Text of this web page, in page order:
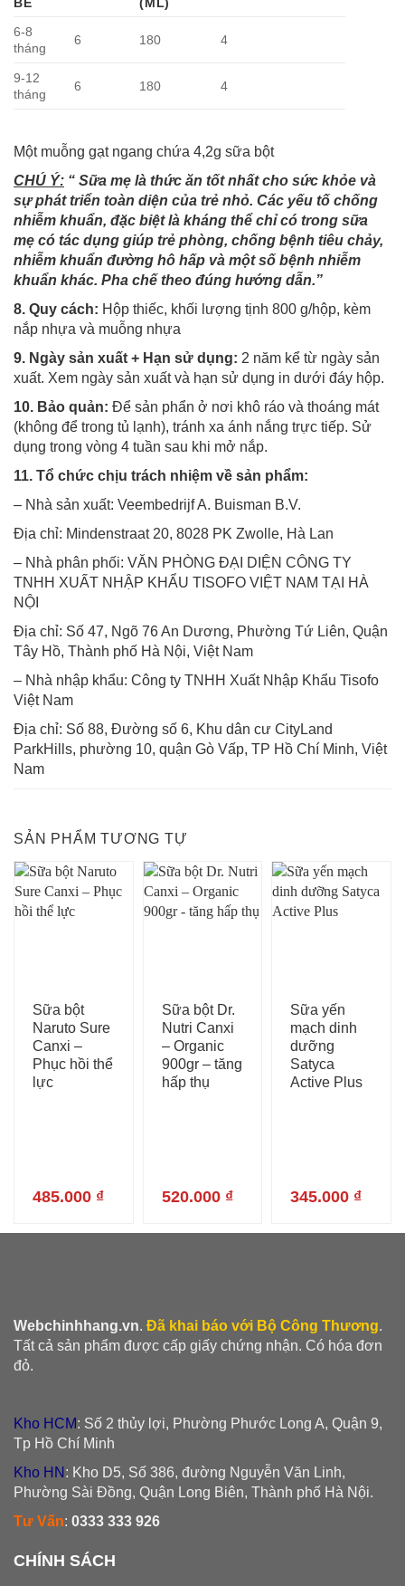
6-8
tháng
6 180 4
9-12
tháng
6 180 4
Một muỗng gạt ngang chứa 4,2g sữa bột
CHÚ Ý: “ Sữa mẹ là thức ăn tốt nhất cho sức khỏe và
sự phát triển toàn diện của trẻ nhỏ. Các yếu tố chống
nhiễm khuẩn, đặc biệt là kháng thể chỉ có trong sữa
mẹ có tác dụng giúp trẻ phòng, chống bệnh tiêu chảy,
nhiễm khuẩn đường hô hấp và một số bệnh nhiễm
khuẩn khác. Pha chế theo đúng hướng dẫn.”
8. Quy cách: Hộp thiếc, khối lượng tịnh 800 g/hộp, kèm
nắp nhựa và muỗng nhựa
9. Ngày sản xuất + Hạn sử dụng: 2 năm kể từ ngày sản
xuất. Xem ngày sản xuất và hạn sử dụng in dưới đáy hộp.
10. Bảo quản: Để sản phẩn ở nơi khô ráo và thoáng mát
(không để trong tủ lạnh), tránh xa ánh nắng trực tiếp. Sử
dụng trong vòng 4 tuần sau khi mở nắp.
11. Tổ chức chịu trách nhiệm về sản phẩm:
– Nhà sản xuất: Veembedrijf A. Buisman B.V.
Địa chỉ: Mindenstraat 20, 8028 PK Zwolle, Hà Lan
– Nhà phân phối: VĂN PHÒNG ĐẠI DIỆN CÔNG TY
TNHH XUẤT NHẬP KHẨU TISOFO VIỆT NAM TẠI HÀ
NỘI
Địa chỉ: Số 47, Ngõ 76 An Dương, Phường Tứ Liên, Quận
Tây Hồ, Thành phố Hà Nội, Việt Nam
– Nhà nhập khẩu: Công ty TNHH Xuất Nhập Khẩu Tisofo
Việt Nam
Địa chỉ: Số 88, Đường số 6, Khu dân cư CityLand
ParkHills, phường 10, quận Gò Vấp, TP Hồ Chí Minh, Việt
Nam
SẢN PHẨM TƯƠNG TỰ
Sữa bột
Naruto Sure
Canxi –
Phục hồi thể
lực
485.000 ₫
Sữa bột Dr.
Nutri Canxi
– Organic
900gr – tăng
hấp thụ
520.000 ₫
Sữa yến
mạch dinh
dưỡng
Satyca
Active Plus
345.000 ₫
Webchinhhang.vn. Đã khai báo với Bộ Công Thương.
Tất cả sản phẩm được cấp giấy chứng nhận. Có hóa đơn
đỏ.
Kho HCM: Số 2 thủy lợi, Phường Phước Long A, Quận 9,
Tp Hồ Chí Minh
Kho HN : Kho D5, Số 386, đường Nguyễn Văn Linh,
Phường Sài Đồng, Quận Long Biên, Thành phố Hà Nội.
Tư Vấn: 0333 333 926
CHÍNH SÁCH